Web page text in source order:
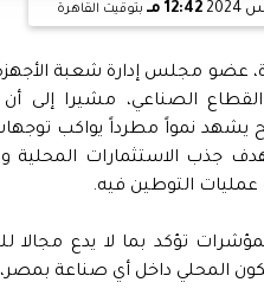
12:42 مـ بتوقيت القاهرة
عضو مجلس إدارة شعبة الأجهزة
الصناعي، مشيرا إلى أن
يشهد نمواً مطرداً يواكب
جذب الاستثمارات المحلية
عمليات التوطين فيه.
تؤكد بما لا يدع
المحلي داخل أي صناعة